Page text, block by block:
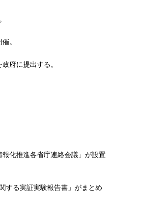
。
府に提出する。
化推進各省庁連絡会議」が設置
する実証実験報告書」がまとめ